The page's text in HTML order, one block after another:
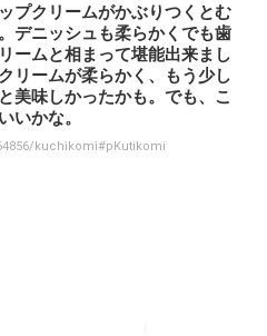
プクリームがかぶりつくとむ
デニッシュも柔らかくでも歯
ームと相まって堪能出来まし
リームが柔らかく、もう少し
美味しかったかも。でも、こ
いかな。
kuchikomi#pKutikomi